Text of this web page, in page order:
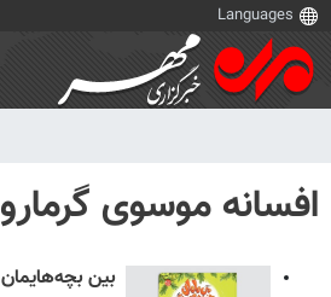
افسانه موسوی
بین بچه‌هایمان